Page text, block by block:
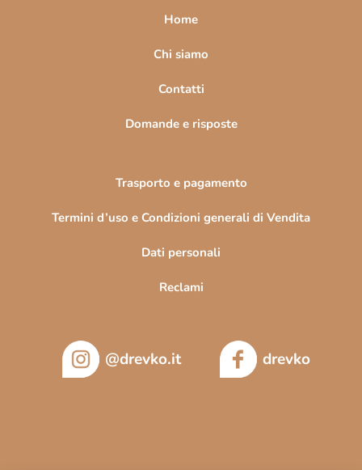
Home
Chi siamo
Contatti
Domande e risposte
Trasporto e pagamento
Termini d’uso e Condizioni generali di Vendita
Dati personali
Reclami
@drevko.it drevko